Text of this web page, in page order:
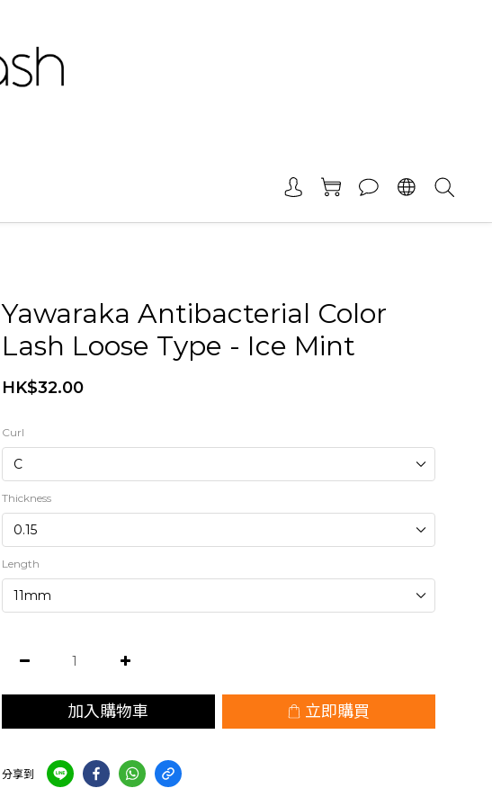
Yawaraka Antibacterial Color
Lash Loose Type - Ice Mint
HK$32.00
Curl
Thickness
Length
加入購物車 立即購買
分享到